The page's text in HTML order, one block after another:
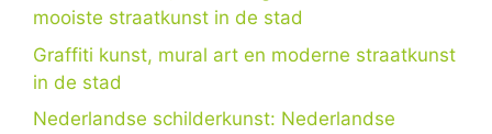
mooiste straatkunst in de stad
Graffiti kunst, mural art en moderne straatkunst
in de stad
Nederlandse schilderkunst: Nederlandse